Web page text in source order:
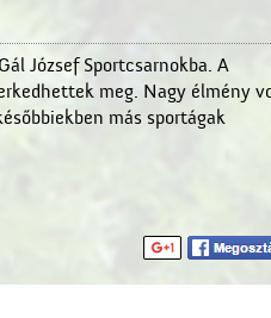
József Sportcsarnokba. A
meg. Nagy élmény
más sportágak